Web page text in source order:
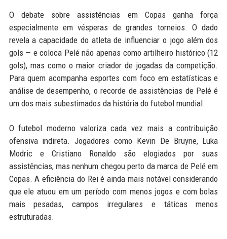
O debate sobre assistências em Copas ganha força
especialmente em vésperas de grandes torneios. O dado
revela a capacidade do atleta de influenciar o jogo além dos
gols — e coloca Pelé não apenas como artilheiro histórico (12
gols), mas como o maior criador de jogadas da competição.
Para quem acompanha esportes com foco em estatísticas e
análise de desempenho, o recorde de assistências de Pelé é
um dos mais subestimados da história do futebol mundial.
O futebol moderno valoriza cada vez mais a contribuição
ofensiva indireta. Jogadores como Kevin De Bruyne, Luka
Modric e Cristiano Ronaldo são elogiados por suas
assistências, mas nenhum chegou perto da marca de Pelé em
Copas. A eficiência do Rei é ainda mais notável considerando
que ele atuou em um período com menos jogos e com bolas
mais pesadas, campos irregulares e táticas menos
estruturadas.